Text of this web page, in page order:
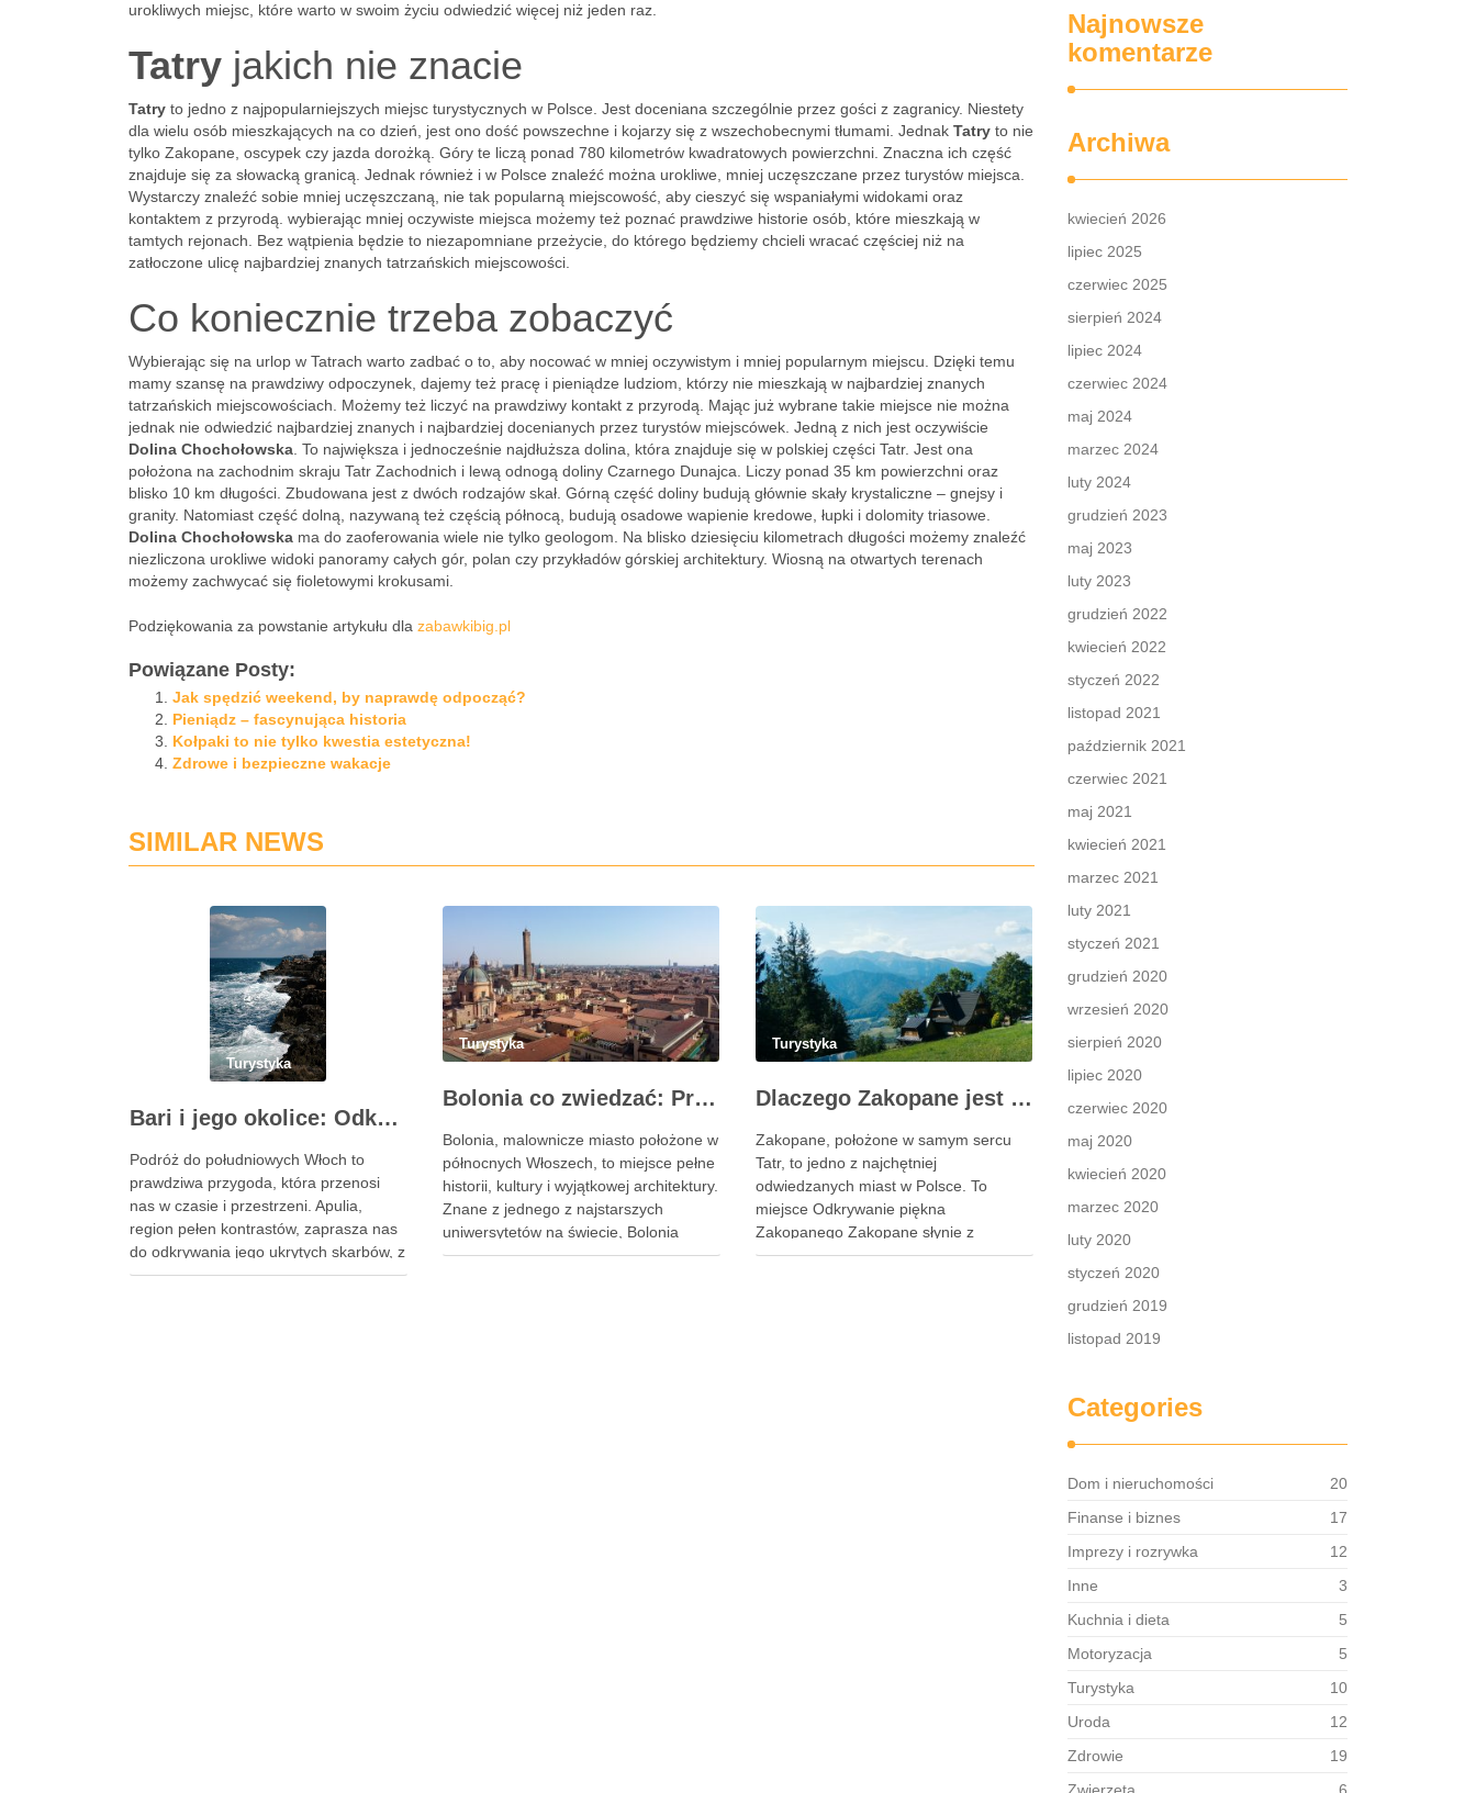
urokliwych miejsc, które warto w swoim życiu odwiedzić więcej niż jeden raz.
Tatry jakich nie znacie
Tatry to jedno z najpopularniejszych miejsc turystycznych w Polsce. Jest doceniana szczególnie przez gości z zagranicy. Niestety
dla wielu osób mieszkających na co dzień, jest ono dość powszechne i kojarzy się z wszechobecnymi tłumami. Jednak Tatry to nie
tylko Zakopane, oscypek czy jazda dorożką. Góry te liczą ponad 780 kilometrów kwadratowych powierzchni. Znaczna ich część
znajduje się za słowacką granicą. Jednak również i w Polsce znaleźć można urokliwe, mniej uczęszczane przez turystów miejsca.
Wystarczy znaleźć sobie mniej uczęszczaną, nie tak popularną miejscowość, aby cieszyć się wspaniałymi widokami oraz
kontaktem z przyrodą. wybierając mniej oczywiste miejsca możemy też poznać prawdziwe historie osób, które mieszkają w
tamtych rejonach. Bez wątpienia będzie to niezapomniane przeżycie, do którego będziemy chcieli wracać częściej niż na
zatłoczone ulicę najbardziej znanych tatrzańskich miejscowości.
Co koniecznie trzeba zobaczyć
Wybierając się na urlop w Tatrach warto zadbać o to, aby nocować w mniej oczywistym i mniej popularnym miejscu. Dzięki temu
mamy szansę na prawdziwy odpoczynek, dajemy też pracę i pieniądze ludziom, którzy nie mieszkają w najbardziej znanych
tatrzańskich miejscowościach. Możemy też liczyć na prawdziwy kontakt z przyrodą. Mając już wybrane takie miejsce nie można
jednak nie odwiedzić najbardziej znanych i najbardziej docenianych przez turystów miejscówek. Jedną z nich jest oczywiście
Dolina Chochołowska . To największa i jednocześnie najdłuższa dolina, która znajduje się w polskiej części Tatr. Jest ona
położona na zachodnim skraju Tatr Zachodnich i lewą odnogą doliny Czarnego Dunajca. Liczy ponad 35 km powierzchni oraz
blisko 10 km długości. Zbudowana jest z dwóch rodzajów skał. Górną część doliny budują głównie skały krystaliczne – gnejsy i
granity. Natomiast część dolną, nazywaną też częścią północą, budują osadowe wapienie kredowe, łupki i dolomity triasowe.
Dolina Chochołowska ma do zaoferowania wiele nie tylko geologom. Na blisko dziesięciu kilometrach długości możemy znaleźć
niezliczona urokliwe widoki panoramy całych gór, polan czy przykładów górskiej architektury. Wiosną na otwartych terenach
możemy zachwycać się fioletowymi krokusami.
Podziękowania za powstanie artykułu dla zabawkibig.pl
Powiązane Posty:
Jak spędzić weekend, by naprawdę odpocząć?
Pieniądz – fascynująca historia
Kołpaki to nie tylko kwestia estetyczna!
Zdrowe i bezpieczne wakacje
SIMILAR NEWS
Turystyka
Bari i jego okolice: Odkryj uroki Apulii
Podróż do południowych Włoch to
prawdziwa przygoda, która przenosi
nas w czasie i przestrzeni. Apulia,
region pełen kontrastów, zaprasza nas
do odkrywania jego ukrytych skarbów, z
których jednym z najjaśniejszych jest
Turystyka
Bolonia co zwiedzać: Przewodnik po największych atrakcjach i zabytkach miasta
Bolonia, malownicze miasto położone w
północnych Włoszech, to miejsce pełne
historii, kultury i wyjątkowej architektury.
Znane z jednego z najstarszych
uniwersytetów na świecie, Bolonia
przyciąga turystów z całego globu. W
Turystyka
Dlaczego Zakopane jest tak popularnym kierunkiem turystycznym?
Zakopane, położone w samym sercu
Tatr, to jedno z najchętniej
odwiedzanych miast w Polsce. To
miejsce Odkrywanie piękna
Zakopanego Zakopane słynie z
zapierających dech w piersiach
Najnowsze
komentarze
Archiwa
kwiecień 2026
lipiec 2025
czerwiec 2025
sierpień 2024
lipiec 2024
czerwiec 2024
maj 2024
marzec 2024
luty 2024
grudzień 2023
maj 2023
luty 2023
grudzień 2022
kwiecień 2022
styczeń 2022
listopad 2021
październik 2021
czerwiec 2021
maj 2021
kwiecień 2021
marzec 2021
luty 2021
styczeń 2021
grudzień 2020
wrzesień 2020
sierpień 2020
lipiec 2020
czerwiec 2020
maj 2020
kwiecień 2020
marzec 2020
luty 2020
styczeń 2020
grudzień 2019
listopad 2019
Categories
Dom i nieruchomości
20
Finanse i biznes
17
Imprezy i rozrywka
12
Inne
3
Kuchnia i dieta
5
Motoryzacja
5
Turystyka
10
Uroda
12
Zdrowie
19